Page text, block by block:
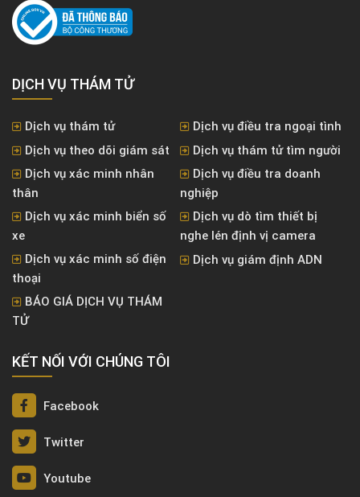
DỊCH VỤ THÁM TỬ
Dịch vụ thám tử
Dịch vụ điều tra ngoại tình
Dịch vụ theo dõi giám sát
Dịch vụ thám tử tìm người
Dịch vụ xác minh nhân
thân
Dịch vụ điều tra doanh
nghiệp
Dịch vụ xác minh biển số
xe
Dịch vụ dò tìm thiết bị
nghe lén định vị camera
Dịch vụ xác minh số điện
thoại
Dịch vụ giám định ADN
BÁO GIÁ DỊCH VỤ THÁM
TỬ
KẾT NỐI VỚI CHÚNG TÔI
Facebook
Twitter
Youtube